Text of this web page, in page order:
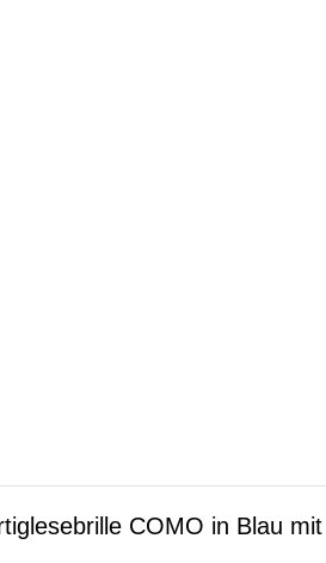
COMO in Blau